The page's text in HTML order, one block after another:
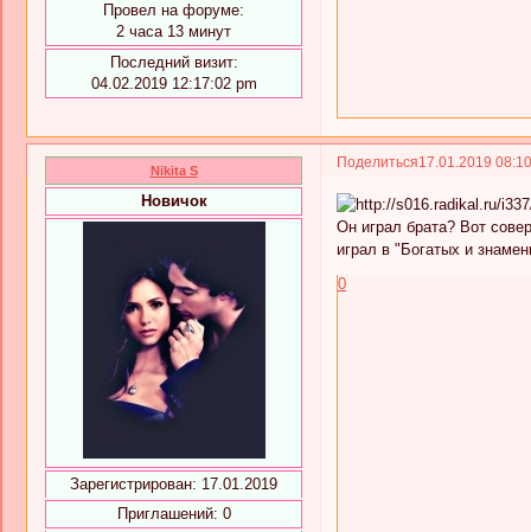
Провел на форуме:
2 часа 13 минут
Последний визит:
04.02.2019 12:17:02 pm
Поделиться17.01.2019
Nikita S
Новичок
Зарегистрирован: 17.01.2019
Приглашений: 0
Он играл брата? Вот
играл в "Богатых и
0